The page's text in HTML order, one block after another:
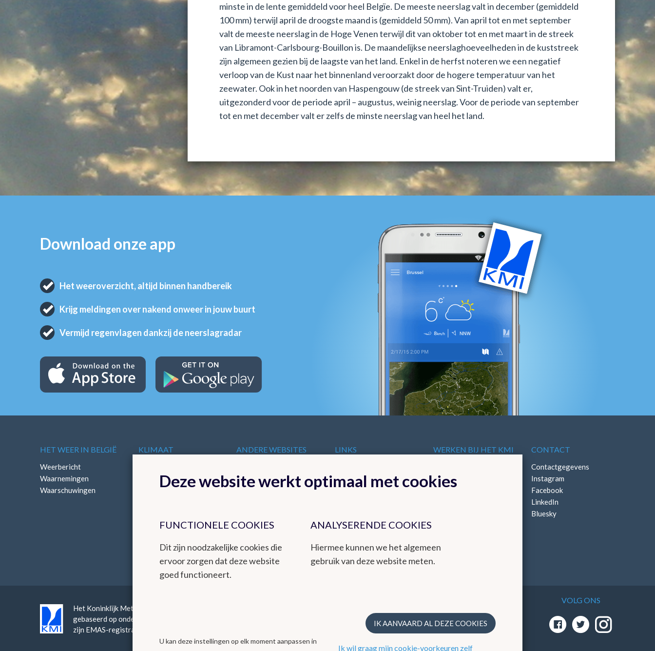
minste in de lente gemiddeld voor heel Belgïe. De meeste neerslag valt in december (gemiddeld
100 mm) terwijl april de droogste maand is (gemiddeld 50 mm). Van april tot en met september
valt de meeste neerslag in de Hoge Venen terwijl dit van oktober tot en met maart in de streek
van Libramont-Carlsbourg-Bouillon is. De maandelijkse neerslaghoeveelheden in de kuststreek
zijn algemeen gezien bij de laagste van het land. Enkel in de herfst noteren we een negatief
verloop van de Kust naar het binnenland veroorzakt door de hogere temperatuur van het
zeewater. Ook in het noorden van Haspengouw (de streek van Sint-Truiden) valt er,
uitgezonderd voor de periode april – augustus, weinig neerslag. Voor de periode van september
tot en met december valt er zelfs de minste neerslag van heel het land.
Download onze app
Het weeroverzicht, altijd binnen handbereik
Krijg meldingen over nakend onweer in jouw buurt
Vermijd regenvlagen dankzij de neerslagradar
HET WEER IN BELGIË
Weerbericht
Waarnemingen
Waarschuwingen
KLIMAAT
Klimatologische kaarten
ANDERE WEBSITES
KMI in Dourbes
Radar
Climate Dynamics
LINKS
meteorologische
diensten
Nationale organisaties
Wetenschappelijke
Instellingen
WERKEN BIJ HET KMI
Stages
CONTACT
Contactgegevens
Instagram
Facebook
LinkedIn
Bluesky
Het Koninklijk Meteorologisch Instituut biedt een betrouwbare dienstverlening aan het publiek en de overheden,
gebaseerd op onderzoek, innovatie en continuïteit. Het KMI is een instituut dat ook milieu-uitdagingen integreert via
zijn EMAS-registratie en continue verbetering via zijn kwaliteitsmanagementsysteem volgens de ISO9001-norm.
VOLG ONS
Deze website werkt optimaal met cookies
FUNCTIONELE COOKIES
Dit zijn noodzakelijke cookies die
ervoor zorgen dat deze website
goed functioneert.
ANALYSERENDE COOKIES
Hiermee kunnen we het algemeen
gebruik van deze website meten.
U kan deze instellingen op elk moment aanpassen in
IK AANVAARD AL DEZE COOKIES
Ik wil graag mijn cookie-voorkeuren zelf